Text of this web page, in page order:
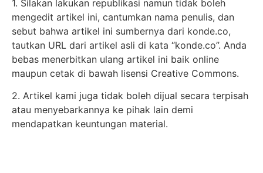
1. Silakan lakukan republikasi namun tidak boleh
mengedit artikel ini, cantumkan nama penulis, dan
sebut bahwa artikel ini sumbernya dari konde.co,
tautkan URL dari artikel asli di kata “konde.co”. Anda
bebas menerbitkan ulang artikel ini baik online
maupun cetak di bawah lisensi Creative Commons.
2. Artikel kami juga tidak boleh dijual secara terpisah
atau menyebarkannya ke pihak lain demi
mendapatkan keuntungan material.